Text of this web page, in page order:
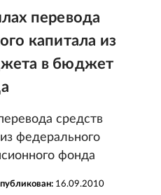
перевода
капитала из
в бюджет
средств
федерального
фонда
16.09.2010